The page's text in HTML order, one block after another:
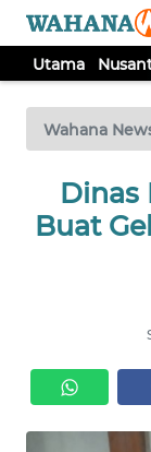
Utama
Wahana
Dinas
Buat
TV
Tutup
UTAMA
SERBA-
SERBI